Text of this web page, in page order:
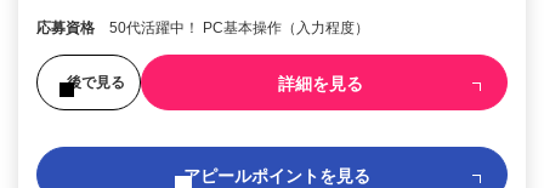
応募資格 50代活躍中！ PC基本操作（入力程度）
後で見る 詳細を見る
アピールポイントを見る